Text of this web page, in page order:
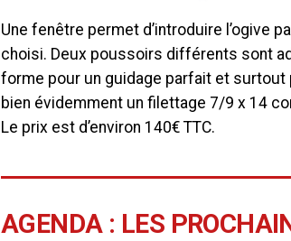
Une fenêtre permet d’introduire l’ogive
choisi. Deux poussoirs différents sont
forme pour un guidage parfait et surtout
bien évidemment un filettage 7/9 x 14
Le prix est d’environ 140€ TTC.
AGENDA : LES